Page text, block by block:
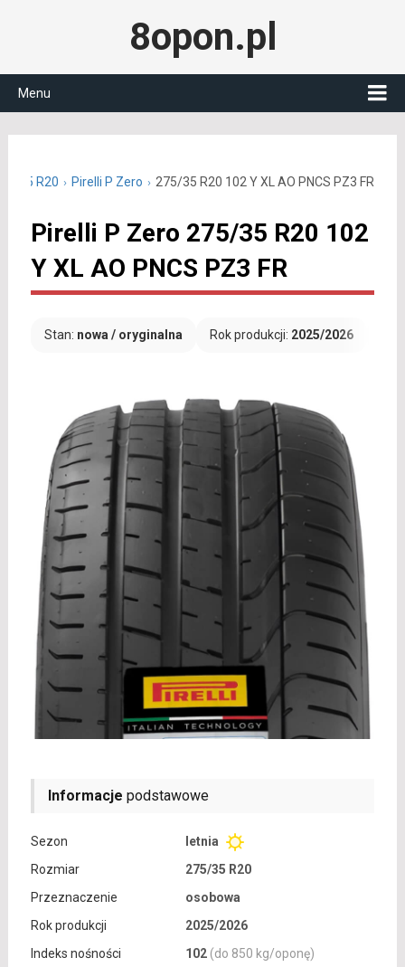
8opon.pl
Menu
35 R20 Pirelli P Zero 275/35 R20 102 Y XL AO PNCS PZ3 FR
Pirelli P Zero 275/35 R20 102
Y XL AO PNCS PZ3 FR
Stan: nowa / oryginalna Rok produkcji: 2025/2026
Informacje podstawowe
Sezon
letnia
Rozmiar
275/35 R20
Przeznaczenie
osobowa
Rok produkcji
2025/2026
Indeks nośności
102 (do 850 kg/oponę)